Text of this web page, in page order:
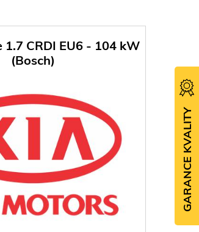
1.7 CRDI EU6 - 104 kW
(Bosch)
GARANCE KVALITY